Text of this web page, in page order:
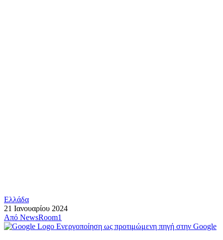
Ελλάδα
21 Ιανουαρίου 2024
Από NewsRoom1
Ενεργοποίηση ως προτιμώμενη πηγή στην Google